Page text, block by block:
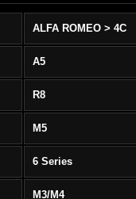
ALFA ROMEO > 4C
A5
R8
M5
6 Series
M3/M4